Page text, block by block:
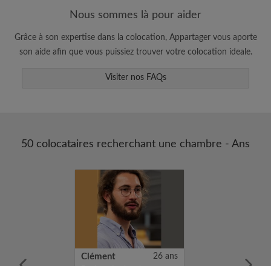
Sauvegardez vos recherches
annonce correspondant à vos critères
Faites vos demandes de visites
Faites part aux propriétaires et aux
Nous sommes là pour aider
Grâce à son expertise dans la colocation, Appartager vous aporte
son aide afin que vous puissiez trouver votre colocation ideale.
Visiter nos FAQs
50 colocataires recherchant une chambre - Ans
Clément 26 ans